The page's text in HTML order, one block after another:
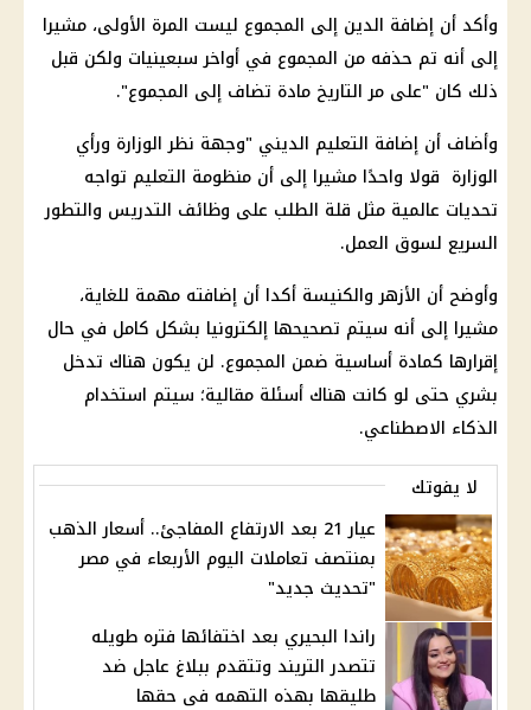
وأكد أن إضافة الدين إلى المجموع ليست المرة الأولى، مشيرا
إلى أنه تم حذفه من المجموع في أواخر سبعينيات ولكن قبل
ذلك كان "على مر التاريخ مادة تضاف إلى المجموع".
وأضاف أن إضافة التعليم الديني "وجهة نظر الوزارة ورأي
الوزارة قولا واحدًا مشيرا إلى أن منظومة التعليم تواجه
تحديات عالمية مثل قلة الطلب على وظائف التدريس والتطور
السريع لسوق العمل.
وأوضح أن الأزهر والكنيسة أكدا أن إضافته مهمة للغاية،
مشيرا إلى أنه سيتم تصحيحها إلكترونيا بشكل كامل في حال
إقرارها كمادة أساسية ضمن المجموع. لن يكون هناك تدخل
بشري حتى لو كانت هناك أسئلة مقالية؛ سيتم استخدام
الذكاء الاصطناعي.
لا يفوتك
عيار 21 بعد الارتفاع المفاجئ.. أسعار الذهب
بمنتصف تعاملات اليوم الأربعاء في مصر
"تحديث جديد"
راندا البحيري بعد اختفائها فتره طويله
تتصدر التريند وتتقدم ببلاغ عاجل ضد
طليقها بهذه التهمه فى حقها